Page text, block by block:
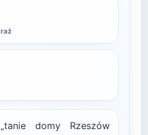
domy Rzeszów